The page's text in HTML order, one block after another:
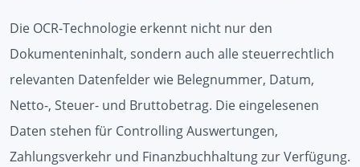
Die OCR-Technologie erkennt nicht nur den
Dokumenteninhalt, sondern auch alle steuerrechtlich
relevanten Datenfelder wie Belegnummer, Datum,
Netto-, Steuer- und Bruttobetrag. Die eingelesenen
Daten stehen für Controlling Auswertungen,
Zahlungsverkehr und Finanzbuchhaltung zur Verfügung.